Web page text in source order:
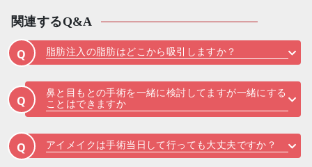
関連するQ&A
Q 脂肪注入の脂肪はどこから吸引しますか？
Q
鼻と目もとの手術を一緒に検討してますが一緒にする
ことはできますか
Q アイメイクは手術当日して行っても大丈夫ですか？